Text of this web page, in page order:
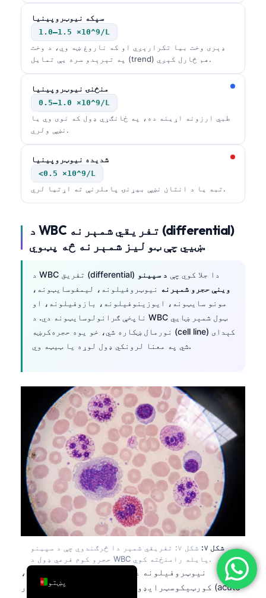
سپکه نیوټروپینیا
1.0–1.5 ×10^9/L
ډېری وخت بیا تکرارېږي او که ناروغ ښه وي، د وخت
په تېرېدو سره یې تمایل (trend) هم څارل کېږي.
منځنۍ نیوټروپینیا
0.5–1.0 ×10^9/L
طبي ارزونه اړینه ده، په ځانګړي ډول که نوی وي یا
نښې ولري.
شدیده نیوټروپینیا
<0.5 ×10^9/L
تبه یا د انتان نښې بیړنۍ پاملرنې ته اړتیا لري.
د WBC تفریقي شمېرنه (differential)
ښيي چې ټولیز شمېرنه څه پټوي.
د WBC تفریق (differential) دا جلا کوي چې د سپینو
وینې حجرو شمېرنه نیوټروفیلونه، لیمفوسایټونه،
مونو سایټونه، ایوزینوفیلونه، بازوفیلونه، او
ناپخې ګرانولوسایټونه دي. د WBC ټول شمېر ښايي
نورمال ښکاره شي، خو یوه حجره‌کرښه (cell line) کېدای
شي په معنا لرونکي ډول لوړه یا ټیټه وي.
شکل ۷:
شکل ۷: تفریقي شمېر دا څرګندوي چې د سپینو
حجرو کوم فرعي ډول د WBC پایله رامنځته کوي.
نیوټروفیلونه عموماً د باکتریایي انتان،
کورټیکوسټرایډونو، سګرټ څکولو، حاد فشار (acute
پښتو
English
العربية
Français
עִבְרִית
Italiano
Español
Português
Ελληνικά
Türkçe
简体中文
Български
Dansk
हिन्दी
Bahasa Indonesia
Íslenska
Српски језик
Bosanski
Azərbaycan dili
Eesti
日本語
Čeština
ქართული